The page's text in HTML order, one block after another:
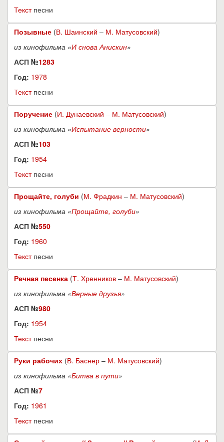
Текстпесни
Позывные (В. Шаинский – М. Матусовский)
из кинофильма «И снова Анискин»
АСП №1283
Год: 1978
Текстпесни
Поручение (И. Дунаевский – М. Матусовский)
из кинофильма «Испытание верности»
АСП №103
Год: 1954
Текстпесни
Прощайте, голуби (М. Фрадкин – М. Матусовский)
из кинофильма «Прощайте, голуби»
АСП №550
Год: 1960
Текстпесни
Речная песенка (Т. Хренников – М. Матусовский)
из кинофильма «Верные друзья»
АСП №980
Год: 1954
Текстпесни
Руки рабочих (В. Баснер – М. Матусовский)
из кинофильма «Битва в пути»
АСП №7
Год: 1961
Текстпесни